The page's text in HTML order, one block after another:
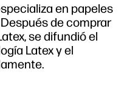
en papeles
de comprar
se difundió el
Latex y el